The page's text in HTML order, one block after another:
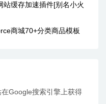
缓存加速插件[别名小火
商城70+分类商品模板
Google搜索引擎上获得